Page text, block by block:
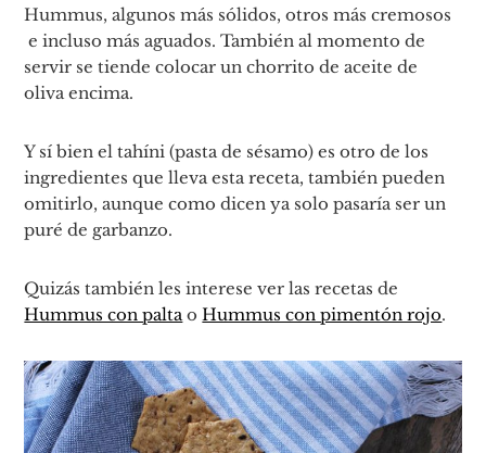
Hummus, algunos más sólidos, otros más cremosos
e incluso más aguados. También al momento de
servir se tiende colocar un chorrito de aceite de
oliva encima.
Y sí bien el tahíni (pasta de sésamo) es otro de los
ingredientes que lleva esta receta, también pueden
omitirlo, aunque como dicen ya solo pasaría ser un
puré de garbanzo.
Quizás también les interese ver las recetas de
Hummus con palta oHummus con pimentón rojo.